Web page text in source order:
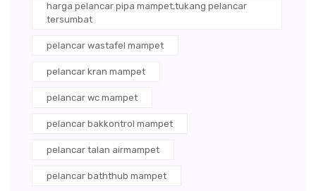
harga pelancar pipa mampet,tukang pelancar
tersumbat
pelancar wastafel mampet
pelancar kran mampet
pelancar wc mampet
pelancar bakkontrol mampet
pelancar talan airmampet
pelancar baththub mampet